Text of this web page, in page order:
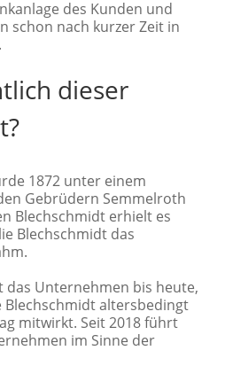
des Kunden und
schon nach kurzer Zeit in
dieser
1872 unter einem
Gebrüdern Semmelroth
Blechschmidt erhielt es
Blechschmidt das
das Unternehmen bis heute,
Blechschmidt altersbedingt
mitwirkt. Seit 2018 führt
im Sinne der